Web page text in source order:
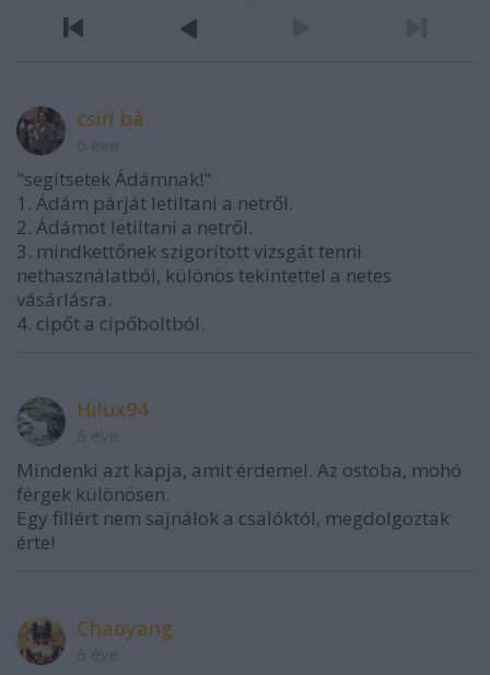
csiri bá
"segítsetek Ádámnak!"
1. Ádám párját letiltani a netről.
2. Ádámot letiltani a netről.
3. mindkettőnek szigorított vizsgát tenni
nethasználatból, különös tekintettel a netes
vásárlásra.
4. cipőt a cipőboltból.
Hilux94
Mindenki azt kapja, amit érdemel. Az ostoba, mohó
férgek különösen.
Egy fillért nem sajnálok a csalóktól, megdolgoztak
érte!
Chaoyang